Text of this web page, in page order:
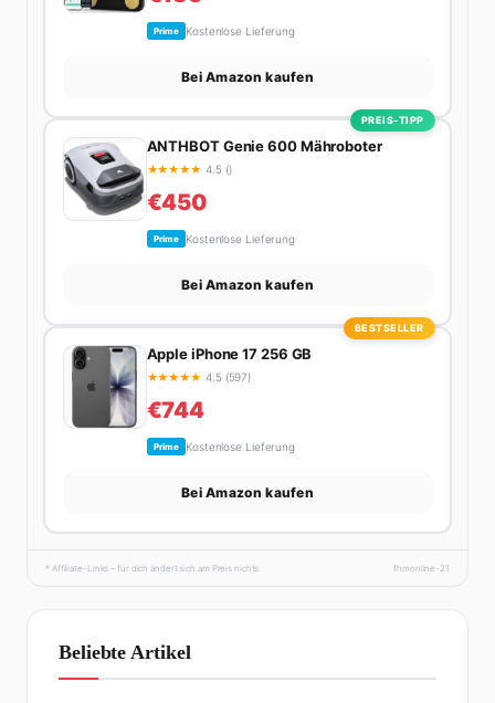
Prime Kostenlose Lieferung
Bei Amazon kaufen
PREIS-TIPP
ANTHBOT Genie 600 Mähroboter
★★★★★ 4.5 ()
€450
Prime Kostenlose Lieferung
Bei Amazon kaufen
BESTSELLER
Apple iPhone 17 256 GB
★★★★★ 4.5 (597)
€744
Prime Kostenlose Lieferung
Bei Amazon kaufen
* Affiliate-Links – für dich ändert sich am Preis nichts. fhmonline-21
Beliebte Artikel